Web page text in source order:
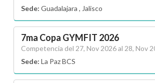
Sede: Guadalajara , Jalisco
7ma Copa GYMFIT 2026
Competencia del 27, Nov 2026 al 28, Nov
Sede: La Paz BCS